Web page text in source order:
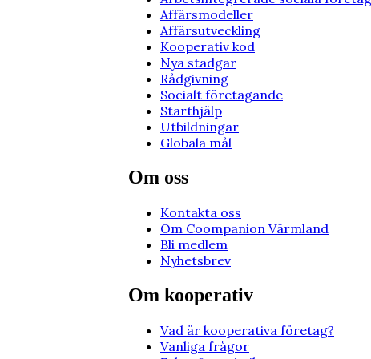
Affärsmodeller
Affärsutveckling
Kooperativ kod
Nya stadgar
Rådgivning
Socialt företagande
Starthjälp
Utbildningar
Globala mål
Om oss
Kontakta oss
Om Coompanion Värmland
Bli medlem
Nyhetsbrev
Om kooperativ
Vad är kooperativa företag?
Vanliga frågor